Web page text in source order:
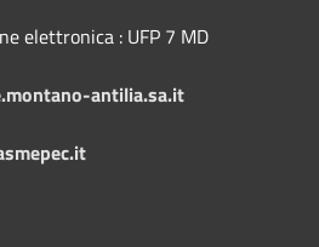
elettronica : UFP 7 MD
antilia.sa.it